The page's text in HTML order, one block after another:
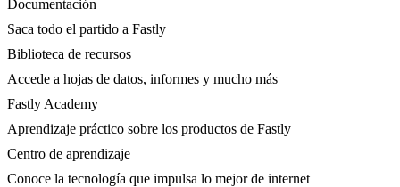
Documentación
Saca todo el partido a Fastly
Biblioteca de recursos
Accede a hojas de datos, informes y mucho más
Fastly Academy
Aprendizaje práctico sobre los productos de Fastly
Centro de aprendizaje
Conoce la tecnología que impulsa lo mejor de internet